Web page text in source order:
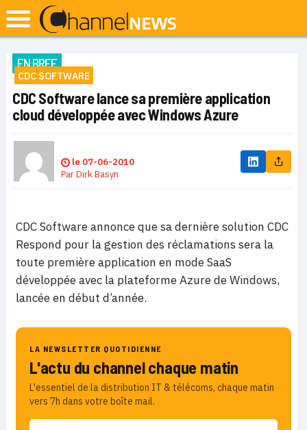
EN BREF
CDC SOFTWARE
CDC Software lance sa première application
cloud développée avec Windows Azure
le 07-06-2010
ParDirk Basyn
CDC Software annonce que sa dernière solution CDC
Respond pour la gestion des réclamations sera la
toute première application en mode SaaS
développée avec la plateforme Azure de Windows,
lancée en début d’année.
LA NEWSLETTER QUOTIDIENNE
L'actu du channel chaque matin
L'essentiel de la distribution IT & télécoms, chaque matin
vers 7h dans votre boîte mail.